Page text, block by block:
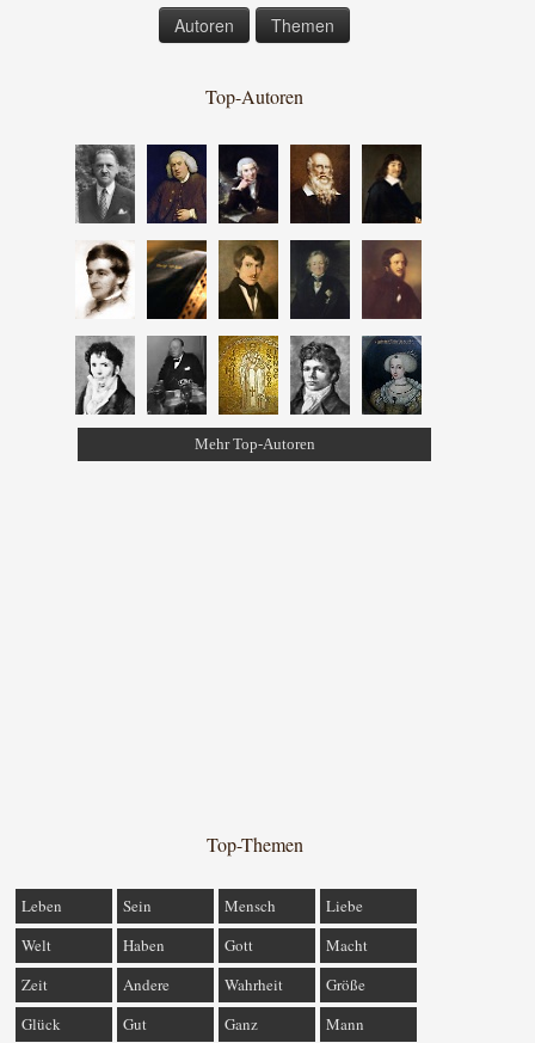
Autoren Themen
Top-Autoren
Mehr Top-Autoren
Top-Themen
Leben Sein Mensch
Liebe
Welt
Haben Gott
Macht
Zeit
Andere Wahrheit
Größe
Glück
Gut Ganz Mann